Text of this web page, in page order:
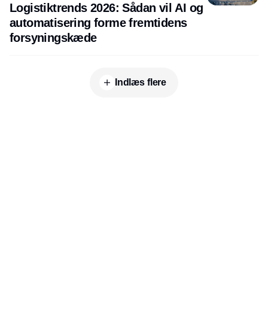
Logistiktrends 2026: Sådan vil AI og
automatisering forme fremtidens
forsyningskæde
Indlæs flere